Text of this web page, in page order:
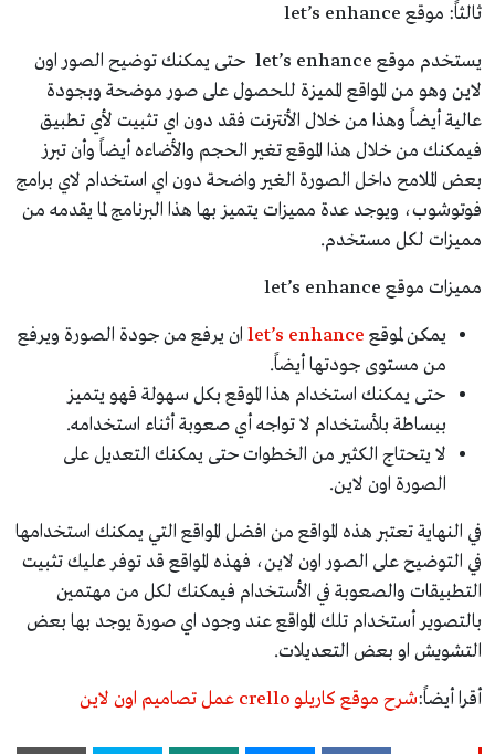
ثالثاً: موقع let’s enhance
يستخدم موقع let’s enhance حتى يمكنك توضيح الصور اون
لاين وهو من المواقع المميزة للحصول على صور موضحة وبجودة
عالية أيضاً وهذا من خلال الأنترنت فقد دون اي تثبيت لأي تطبيق
فيمكنك من خلال هذا الموقع تغير الحجم والأضاءه أيضاً وأن تبرز
بعض الملامح داخل الصورة الغير واضحة دون اي استخدام لاي برامج
فوتوشوب، ويوجد عدة مميزات يتميز بها هذا البرنامج لما يقدمه من
مميزات لكل مستخدم.
مميزات موقع let’s enhance
يمكن لموقع let’s enhance ان يرفع من جودة الصورة ويرفع
من مستوى جودتها أيضاً.
حتى يمكنك استخدام هذا الموقع بكل سهولة فهو يتميز
ببساطة بلأستخدام لا تواجه أي صعوبة أثناء استخدامه.
لا يتحتاج الكثير من الخطوات حتى يمكنك التعديل على
الصورة اون لاين.
في النهاية تعتبر هذه المواقع من افضل المواقع التي يمكنك استخدامها
في التوضيح على الصور اون لاين، فهذه المواقع قد توفر عليك تثبيت
التطبيقات والصعوبة في الأستخدام فيمكنك لكل من مهتمين
بالتصوير أستخدام تلك المواقع عند وجود اي صورة يوجد بها بعض
التشويش او بعض التعديلات.
أقرا أيضاً:شرح موقع كاريلو crello عمل تصاميم اون لاين